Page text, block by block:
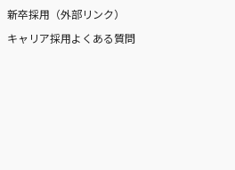
新卒採用（外部リンク）
キャリア採用よくある質問